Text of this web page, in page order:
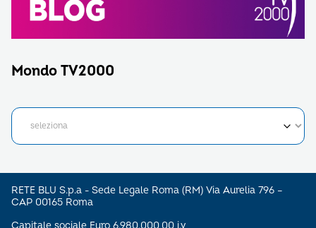
Mondo TV2000
RETE BLU S.p.a - Sede Legale Roma (RM) Via Aurelia 796 –
CAP 00165 Roma
Capitale sociale Euro 6.980.000,00 i.v